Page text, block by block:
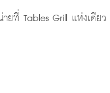
ยที่ Tables Grill แห่งเดียว